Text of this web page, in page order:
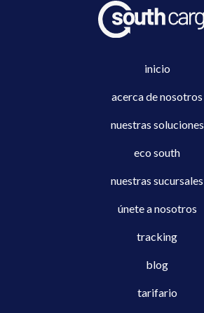
inicio
acerca de nosotros
nuestras soluciones
eco south
nuestras sucursales
únete a nosotros
tracking
blog
tarifario